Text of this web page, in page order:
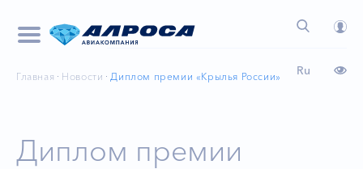
Ru
Главная Новости Диплом премии «Крылья России»
Диплом премии